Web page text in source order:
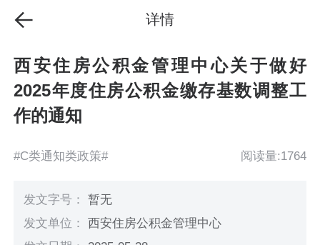
详情
西安住房公积金管理中心关于做好
2025年度住房公积金缴存基数调整工
作的通知
#C类通知类政策# 阅读量:1764
发文字号：暂无
发文单位：西安住房公积金管理中心